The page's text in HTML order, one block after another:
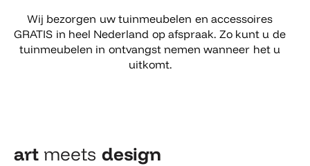
Wij bezorgen uw tuinmeubelen en accessoires
GRATIS in heel Nederland op afspraak. Zo kunt u de
tuinmeubelen in ontvangst nemen wanneer het u
uitkomt.
art meets design​